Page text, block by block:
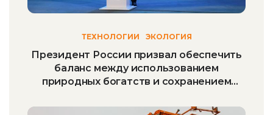
ТЕХНОЛОГИИ ЭКОЛОГИЯ
Президент России призвал обеспечить
баланс между использованием
природных богатств и сохранением